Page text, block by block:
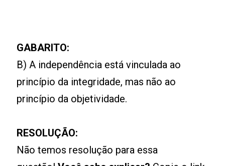
GABARITO:
B) A independência está vinculada ao
princípio da integridade, mas não ao
princípio da objetividade.
RESOLUÇÃO:
Não temos resolução para essa